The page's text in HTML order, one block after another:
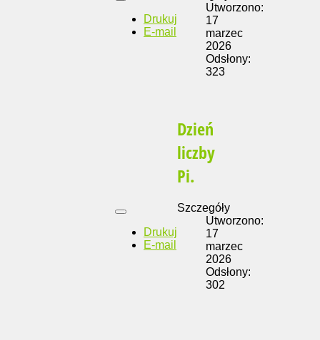
Drukuj
E-mail
Utworzono:
17
marzec
2026
Odsłony:
323
Dzień
liczby
Pi.
Drukuj
E-mail
Szczegóły
Utworzono:
17
marzec
2026
Odsłony:
302